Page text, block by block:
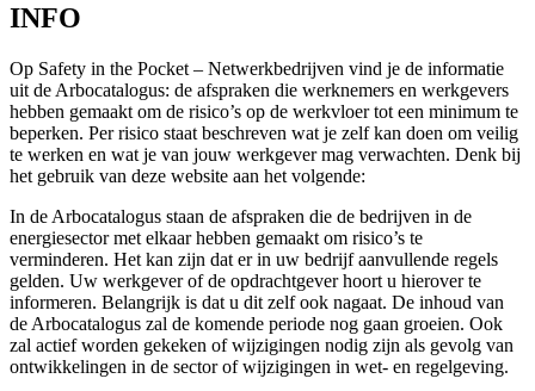
INFO
Op Safety in the Pocket – Netwerkbedrijven vind je de informatie
uit de Arbocatalogus: de afspraken die werknemers en werkgevers
hebben gemaakt om de risico’s op de werkvloer tot een minimum te
beperken. Per risico staat beschreven wat je zelf kan doen om veilig
te werken en wat je van jouw werkgever mag verwachten. Denk bij
het gebruik van deze website aan het volgende:
In de Arbocatalogus staan de afspraken die de bedrijven in de
energiesector met elkaar hebben gemaakt om risico’s te
verminderen. Het kan zijn dat er in uw bedrijf aanvullende regels
gelden. Uw werkgever of de opdrachtgever hoort u hierover te
informeren. Belangrijk is dat u dit zelf ook nagaat. De inhoud van
de Arbocatalogus zal de komende periode nog gaan groeien. Ook
zal actief worden gekeken of wijzigingen nodig zijn als gevolg van
ontwikkelingen in de sector of wijzigingen in wet- en regelgeving.